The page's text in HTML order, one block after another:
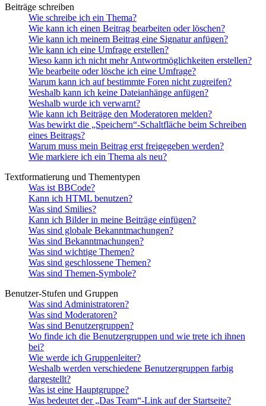
Beiträge schreiben
Wie schreibe ich ein Thema?
Wie kann ich einen Beitrag bearbeiten oder löschen?
Wie kann ich meinem Beitrag eine Signatur anfügen?
Wie kann ich eine Umfrage erstellen?
Wieso kann ich nicht mehr Antwortmöglichkeiten erstellen?
Wie bearbeite oder lösche ich eine Umfrage?
Warum kann ich auf bestimmte Foren nicht zugreifen?
Weshalb kann ich keine Dateianhänge anfügen?
Weshalb wurde ich verwarnt?
Wie kann ich Beiträge den Moderatoren melden?
Was bewirkt die „Speichern“-Schaltfläche beim Schreiben
eines Beitrags?
Warum muss mein Beitrag erst freigegeben werden?
Wie markiere ich ein Thema als neu?
Textformatierung und Thementypen
Was ist BBCode?
Kann ich HTML benutzen?
Was sind Smilies?
Kann ich Bilder in meine Beiträge einfügen?
Was sind globale Bekanntmachungen?
Was sind Bekanntmachungen?
Was sind wichtige Themen?
Was sind geschlossene Themen?
Was sind Themen-Symbole?
Benutzer-Stufen und Gruppen
Was sind Administratoren?
Was sind Moderatoren?
Was sind Benutzergruppen?
Wo finde ich die Benutzergruppen und wie trete ich ihnen
bei?
Wie werde ich Gruppenleiter?
Weshalb werden verschiedene Benutzergruppen farbig
dargestellt?
Was ist eine Hauptgruppe?
Was bedeutet der „Das Team“-Link auf der Startseite?